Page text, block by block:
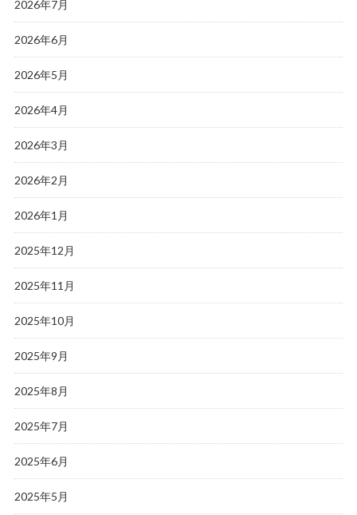
2026年7月
2026年6月
2026年5月
2026年4月
2026年3月
2026年2月
2026年1月
2025年12月
2025年11月
2025年10月
2025年9月
2025年8月
2025年7月
2025年6月
2025年5月